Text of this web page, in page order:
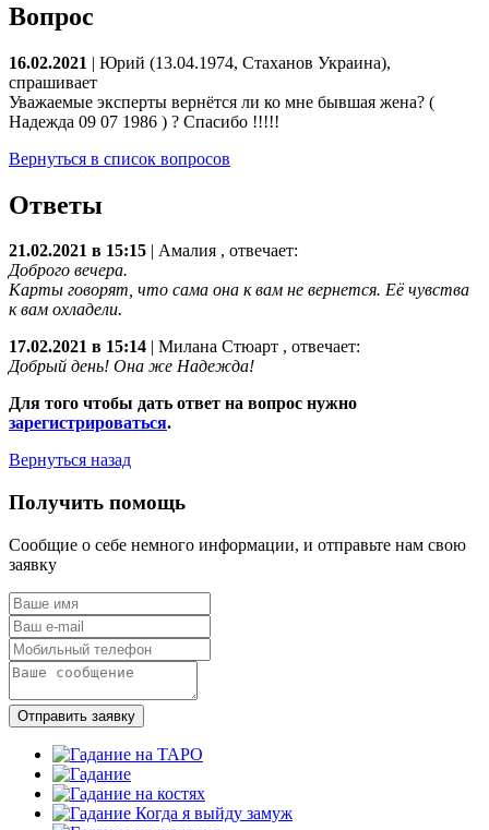
Вопрос
16.02.2021 | Юрий (13.04.1974, Стаханов Украина),
спрашивает
Уважаемые эксперты вернётся ли ко мне бывшая жена? (
Надежда 09 07 1986 ) ? Спасибо !!!!!
Вернуться в список вопросов
Ответы
21.02.2021 в 15:15 Амалия , отвечает:
Доброго вечера.
Карты говорят, что сама она к вам не вернется. Её чувства
к вам охладели.
17.02.2021 в 15:14
Милана Стюарт , отвечает:
Добрый день! Она же Надежда!
Для того чтобы дать ответ на вопрос нужно
зарегистрироваться.
Вернуться назад
Получить помощь
Сообщие о себе немного информации, и отправьте нам свою
заявку
Отправить заявку